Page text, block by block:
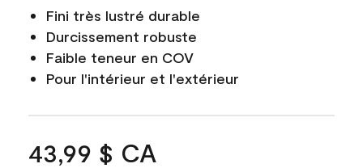
Fini très lustré durable
Durcissement robuste
Faible teneur en COV
Pour l'intérieur et l'extérieur
43,99 $ CA